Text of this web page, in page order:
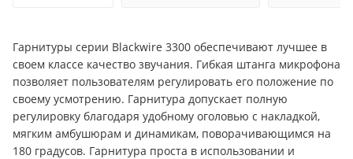
Гарнитуры серии Blackwire 3300 обеспечивают лучшее в
своем классе качество звучания. Гибкая штанга микрофона
позволяет пользователям регулировать его положение по
своему усмотрению. Гарнитура допускает полную
регулировку благодаря удобному оголовью с накладкой,
мягким амбушюрам и динамикам, поворачивающимся на
180 градусов. Гарнитура проста в использовании и